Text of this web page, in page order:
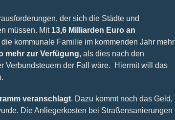
der sich die Städte und
müssen. Mit 13,6 Milliarden Euro an
kommunale Familie im kommenden Jahr mehr
mehr zur Verfügung, als dies nach den
Verbundsteuern der Fall wäre. Hiermit will das
veranschlagt. Dazu kommt noch das Geld,
Die Anliegerkosten bei Straßensanierungen